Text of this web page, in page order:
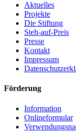
Aktuelles
Projekte
Die Stiftung
Steh-auf-Preis
Presse
Kontakt
Impressum
Förderung
Information
Onlineformular